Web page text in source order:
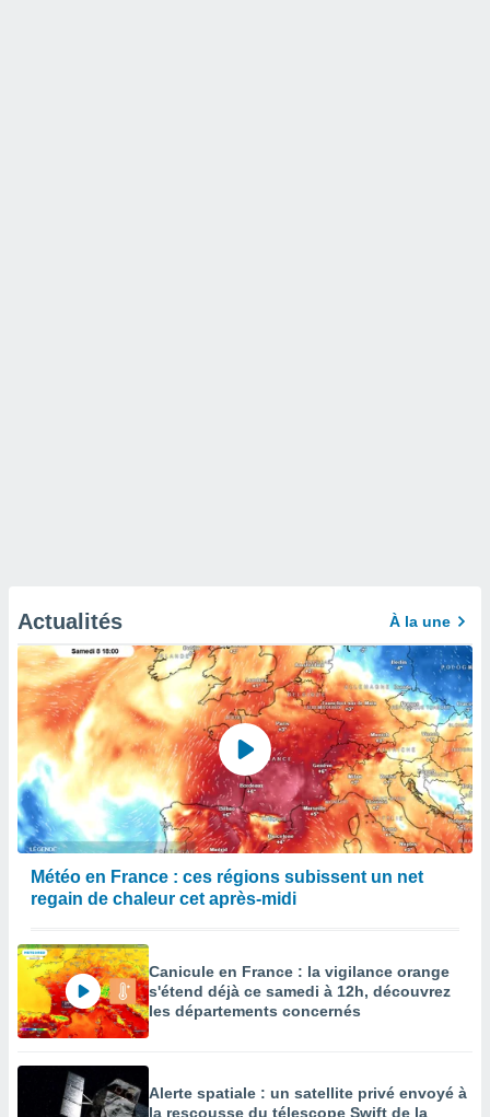
Actualités À la une
Météo en France : ces régions subissent un net
regain de chaleur cet après-midi
Canicule en France : la vigilance orange
s'étend déjà ce samedi à 12h, découvrez
les départements concernés
Alerte spatiale : un satellite privé envoyé à
la rescousse du télescope Swift de la